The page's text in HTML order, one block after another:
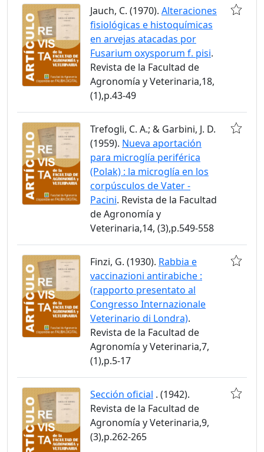
Jauch, C. (1970). Alteraciones
fisiológicas e histoquímicas
en arvejas atacadas por
Fusarium oxysporum f. pisi.
Revista de la Facultad de
Agronomía y Veterinaria,18,
(1),p.43-49
Trefogli, C. A.; & Garbini, J. D.
(1959). Nueva aportación
para microglía periférica
(Polak) : la microglía en los
corpúsculos de Vater -
Pacini. Revista de la Facultad
de Agronomía y
Veterinaria,14, (3),p.549-558
Finzi, G. (1930). Rabbia e
vaccinazioni antirabiche :
(rapporto presentato al
Congresso Internazionale
Veterinario di Londra).
Revista de la Facultad de
Agronomía y Veterinaria,7,
(1),p.5-17
Sección oficial . (1942).
Revista de la Facultad de
Agronomía y Veterinaria,9,
(3),p.262-265